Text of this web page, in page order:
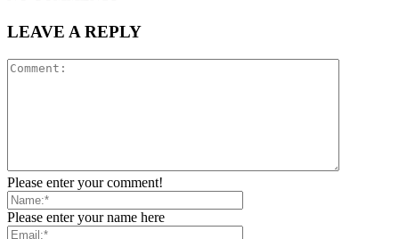
LEAVE A REPLY
Please enter your comment!
Please enter your name here